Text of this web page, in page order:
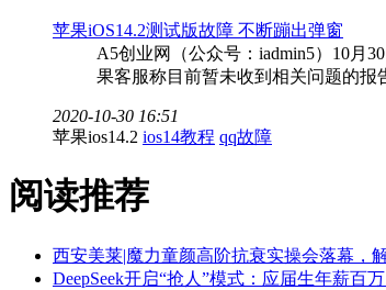
苹果iOS14.2测试版故障 不断蹦出弹窗
A5创业网（公众号：iadmin5）10月
果客服称目前暂未收到相关问题的报
2020-10-30 16:51
苹果ios14.2 ios14教程 qq故障
阅读推荐
西安美莱|魔力童颜高阶抗衰实操会落幕，
DeepSeek开启“抢人”模式：应届生年薪百